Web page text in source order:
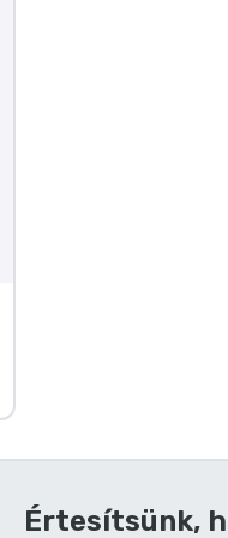
Értesítsünk,